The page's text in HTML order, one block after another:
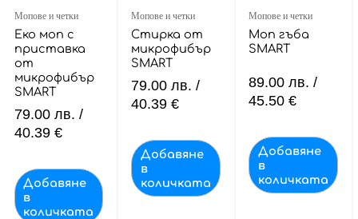
Мопове и четки
Еко моп с
приставка
от
микрофибър
SMART
79.00 лв. /
40.39 €
Добавяне
в
количката
Мопове и четки
Стирка от
микрофибър
SMART
79.00лв. /
40.39 €
Добавяне
в
количката
Мопове и четки
Моп гъба
SMART
89.00лв. /
45.50 €
Добавяне
в
количката